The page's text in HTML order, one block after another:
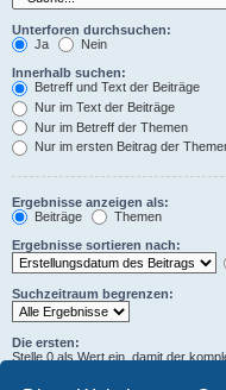
Unterforen durchsuchen:
Ja
Nein
Innerhalb suchen:
Betreff und Text der Beiträge
Nur im Text der Beiträge
Nur im Betreff der Themen
Nur im ersten Beitrag der
Ergebnisse anzeigen als:
Beiträge
Themen
Ergebnisse sortieren nach:
Suchzeitraum begrenzen:
Die ersten:
Stelle 0 als Wert ein, damit der